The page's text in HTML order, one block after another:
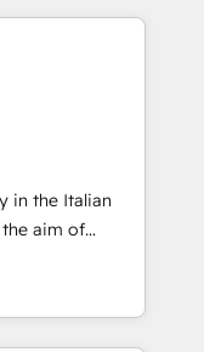
experts help
than just
why we lean
thoughtful
make a
in the Italian
aim of
by
of integrating
from CRM